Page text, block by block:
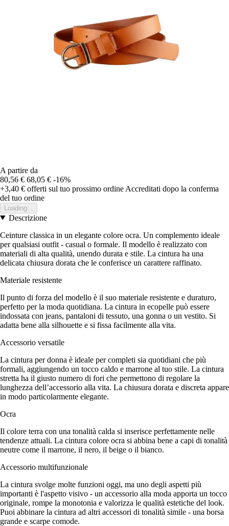
A partire da
80,56 € 68,05 € -16%
+3,40 € offerti sul tuo prossimo ordine Accreditati dopo la conferma
del tuo ordine
Loading...
Descrizione
Ceinture classica in un elegante colore ocra. Un complemento ideale
per qualsiasi outfit - casual o formale. Il modello è realizzato con
materiali di alta qualità, unendo durata e stile. La cintura ha una
delicata chiusura dorata che le conferisce un carattere raffinato.
Materiale resistente
Il punto di forza del modello è il suo materiale resistente e duraturo,
perfetto per la moda quotidiana. La cintura in ecopelle può essere
indossata con jeans, pantaloni di tessuto, una gonna o un vestito. Si
adatta bene alla silhouette e si fissa facilmente alla vita.
Accessorio versatile
La cintura per donna è ideale per completi sia quotidiani che più
formali, aggiungendo un tocco caldo e marrone al tuo stile. La cintura
stretta ha il giusto numero di fori che permettono di regolare la
lunghezza dell’accessorio alla vita. La chiusura dorata e discreta appare
in modo particolarmente elegante.
Ocra
Il colore terra con una tonalità calda si inserisce perfettamente nelle
tendenze attuali. La cintura colore ocra si abbina bene a capi di tonalità
neutre come il marrone, il nero, il beige o il bianco.
Accessorio multifunzionale
La cintura svolge molte funzioni oggi, ma uno degli aspetti più
importanti è l'aspetto visivo - un accessorio alla moda apporta un tocco
originale, rompe la monotonia e valorizza le qualità estetiche del look.
Puoi abbinare la cintura ad altri accessori di tonalità simile - una borsa
grande e scarpe comode.